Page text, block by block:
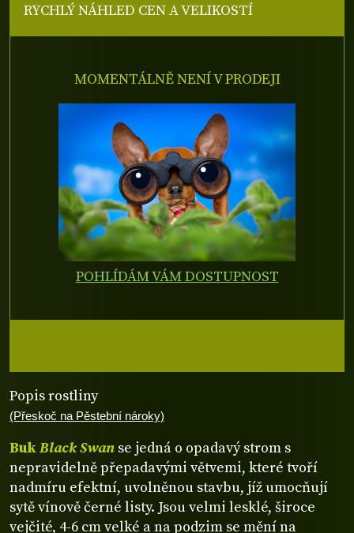
Popis rostliny
(Přeskoč na Pěstební nároky)
BukBlack Swan se jedná o opadavý strom s
nepravidelně přepadavými větvemi, které tvoří
nadmíru efektní, uvolněnou stavbu, jíž umocňují
sytě vínově černé listy. Jsou velmi lesklé, široce
vejčité, 4-6 cm velké a na podzim se mění na
RYCHLÝ NÁHLED CEN A VELIKOSTÍ
MOMENTÁLNĚ NENÍ V PRODEJI
POHLÍDÁM VÁM DOSTUPNOST